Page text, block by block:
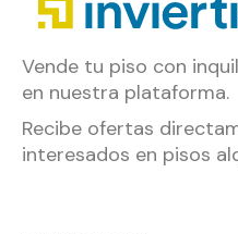
Vende tu piso con
en nuestra plataforma.
Recibe ofertas
interesados en pisos